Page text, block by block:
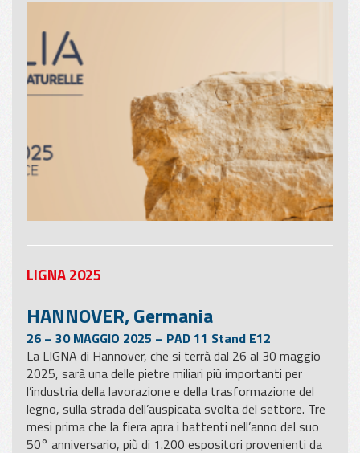
LIGNA 2025
HANNOVER, Germania
26 – 30 MAGGIO 2025 – PAD 11 Stand E12
La LIGNA di Hannover, che si terrà dal 26 al 30 maggio
2025, sarà una delle pietre miliari più importanti per
l’industria della lavorazione e della trasformazione del
legno, sulla strada dell’auspicata svolta del settore. Tre
mesi prima che la fiera apra i battenti nell’anno del suo
50° anniversario, più di 1.200 espositori provenienti da